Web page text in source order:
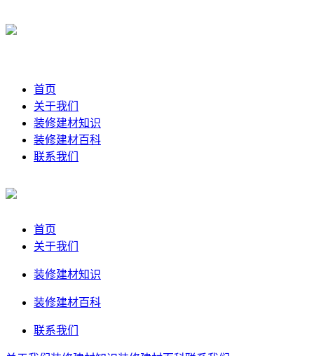
首页
关于我们
装修建材知识
装修建材百科
联系我们
首页
关于我们
装修建材知识
装修建材百科
联系我们